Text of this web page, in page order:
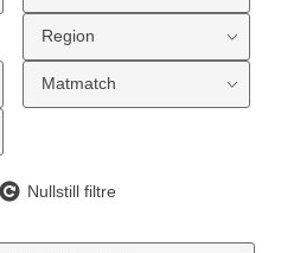
Region
Matmatch
Nullstill filtre